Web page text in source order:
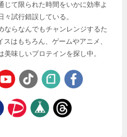
じて限られた時間をいかに効率よ
々試行錯誤している。
ならなんでもチャンレンジするた
はもちろん、ゲームやアニメ、
味しいプロテインを探し中。